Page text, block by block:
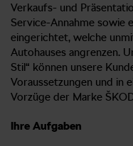
Verkaufs- und
Service-Annahme sowie
eingerichtet, welche
Autohauses angrenzen.
Stil“ können unsere
Voraussetzungen und in
Vorzüge der Marke
Ihre Aufgaben